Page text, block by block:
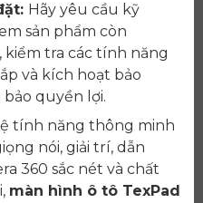
Hãy yêu cầu kỹ
sản phẩm còn
tra các tính năng
và kích hoạt bảo
quyền lợi.
tính năng thông minh
nói, giải trí, dẫn
360 sắc nét và chất
màn hình ô tô TexPad